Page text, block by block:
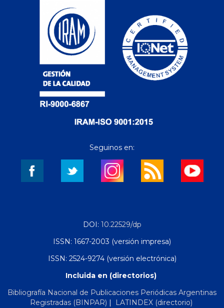
Seguinos en:
DOI: 10.22529/dp
ISSN: 1667-2003 (versión impresa)
ISSN: 2524-9274 (versión electrónica)
Incluida en (directorios)
Bibliografía Nacional de Publicaciones Periódicas Argentinas
Registradas (BINPAR) | LATINDEX (directorio)